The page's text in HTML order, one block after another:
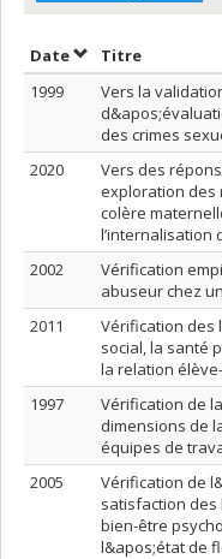
DateTrier par date en
Titre
1999
Vers la
des crimes
2020
Vers des
exploration des
colère
l’internalisation
2002
Vérification
abuseur chez
2011
Vérification des
social, la santé
la relation
1997
Vérification de
dimensions de
équipes de
2005
Vérification de
satisfaction
bien-être
l&apos;état de